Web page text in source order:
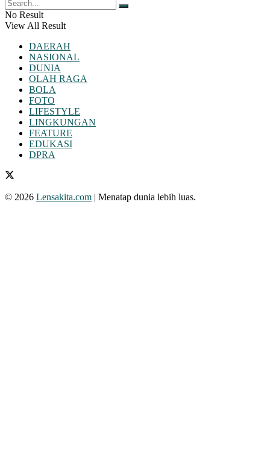
No Result
View All Result
DAERAH
NASIONAL
DUNIA
OLAH RAGA
BOLA
FOTO
LIFESTYLE
LINGKUNGAN
FEATURE
EDUKASI
DPRA
© 2026 Lensakita.com | Menatap dunia lebih luas.